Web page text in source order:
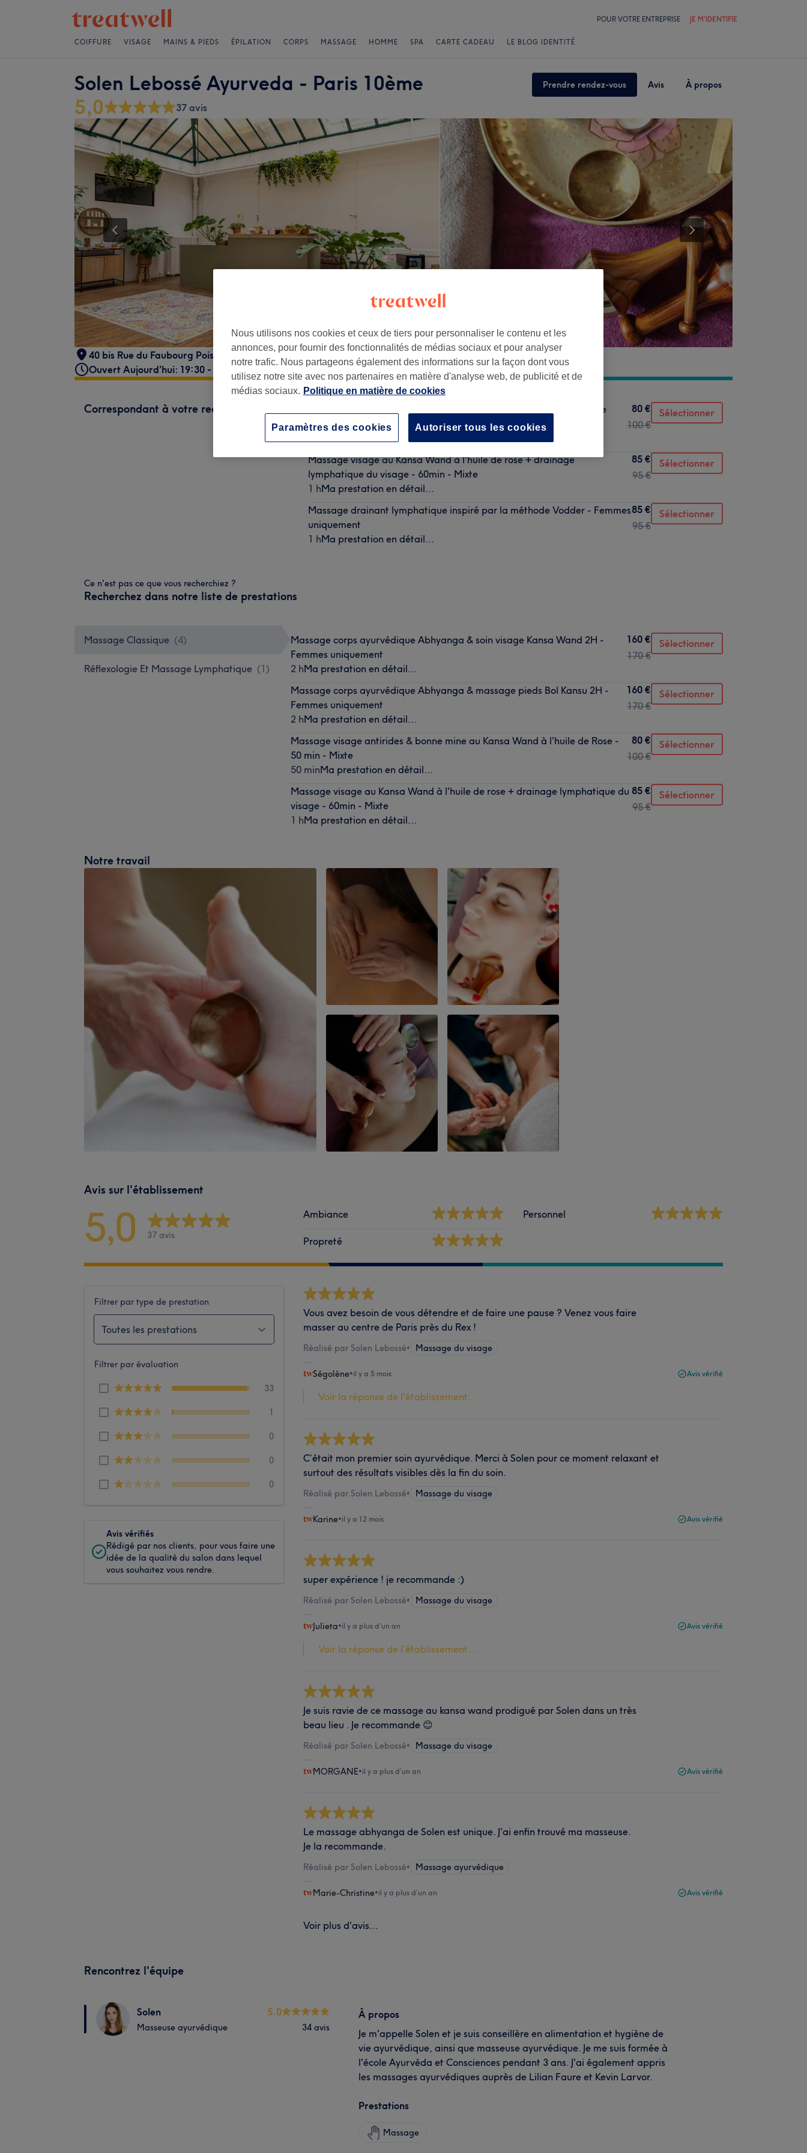
POUR VOTRE ENTREPRISE JE M'IDENTIFIE
COIFFURE VISAGE MAINS & PIEDS ÉPILATION CORPS MASSAGE HOMME SPA CARTE CADEAU LE BLOG IDENTITÉ
Solen Lebossé Ayurveda - Paris 10ème Prendre rendez-vous Avis À propos
5,0 37 avis
40 bis Rue du Faubourg Poissonnière, Paris, 75010
Ouvert Aujourd'hui: 19:30 - 21:15
Correspondant à votre recherche
Massage visage antirides & bonne mine au Kansa Wand à l'huile de
Rose - 50 min - Mixte
80 €
100 €
Sélectionner
Massage visage au Kansa Wand à l'huile de rose + drainage
lymphatique du visage - 60min - Mixte
1 hMa prestation en détail...
85 €
95 €
Sélectionner
Massage drainant lymphatique inspiré par la méthode Vodder - Femmes
uniquement
1 hMa prestation en détail...
85 €
95 €
Sélectionner
Ce n'est pas ce que vous recherchiez ?
Recherchez dans notre liste de prestations
Massage Classique (4)
Réflexologie Et Massage Lymphatique (1)
Massage corps ayurvédique Abhyanga & soin visage Kansa Wand 2H -
Femmes uniquement
2 hMa prestation en détail...
160 €
170 €
Sélectionner
Massage corps ayurvédique Abhyanga & massage pieds Bol Kansu 2H -
Femmes uniquement
2 hMa prestation en détail...
160 €
170 €
Sélectionner
Massage visage antirides & bonne mine au Kansa Wand à l'huile de Rose -
50 min - Mixte
50 minMa prestation en détail...
80 €
100 €
Sélectionner
Massage visage au Kansa Wand à l'huile de rose + drainage lymphatique du
visage - 60min - Mixte
1 hMa prestation en détail...
85 €
95 €
Sélectionner
Notre travail
Avis sur l'établissement
5,0 37 avis
Ambiance
Propreté
Personnel
Filtrer par type de prestation
Toutes les prestations
Filtrer par évaluation
33
1
0
0
0
Avis vérifiés
Rédigé par nos clients, pour vous faire une
idée de la qualité du salon dans lequel
vous souhaitez vous rendre.
Vous avez besoin de vous détendre et de faire une pause ? Venez vous faire
masser au centre de Paris près du Rex !
Réalisé par Solen Lebossé• Massage du visage
Ségolène•il y a 5 mois Avis vérifié
Voir la réponse de l'établissement...
C’était mon premier soin ayurvédique. Merci à Solen pour ce moment relaxant et
surtout des résultats visibles dès la fin du soin.
Réalisé par Solen Lebossé• Massage du visage
Karine•il y a 12 mois Avis vérifié
super expérience ! je recommande :)
Réalisé par Solen Lebossé• Massage du visage
Julieta•il y a plus d’un an Avis vérifié
Voir la réponse de l'établissement...
Je suis ravie de ce massage au kansa wand prodigué par Solen dans un très
beau lieu . Je recommande 😊
Réalisé par Solen Lebossé• Massage du visage
MORGANE•il y a plus d’un an Avis vérifié
Le massage abhyanga de Solen est unique. J'ai enfin trouvé ma masseuse.
Je la recommande.
Réalisé par Solen Lebossé• Massage ayurvédique
Marie-Christine•il y a plus d’un an Avis vérifié
Voir plus d'avis...
Rencontrez l'équipe
Solen
Masseuse ayurvédique
5.0
34 avis
À propos
Je m'appelle Solen et je suis conseillère en alimentation et hygiène de
vie ayurvédique, ainsi que masseuse ayurvédique. Je me suis formée à
l'école Ayurvéda et Consciences pendant 3 ans. J'ai également appris
les massages ayurvédiques auprès de Lilian Faure et Kevin Larvor.
Prestations
Massage
Nous utilisons nos cookies et ceux de tiers pour personnaliser le contenu et les
annonces, pour fournir des fonctionnalités de médias sociaux et pour analyser
notre trafic. Nous partageons également des informations sur la façon dont vous
utilisez notre site avec nos partenaires en matière d'analyse web, de publicité et de
médias sociaux. Politique en matière de cookies
Autoriser tous les cookies
Paramètres des cookies